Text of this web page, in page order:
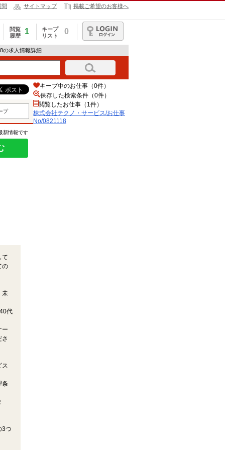
問 サイトマップ 掲載ご希望のお客様へ
閲覧
履歴
1
キープ
リスト
0
ログイン
の求人情報詳細
プ
新情報です
て
の
未
代
ー
さ
ス
条
3つ
キープ中のお仕事（0件）
保存した検索条件（0件）
閲覧したお仕事（1件）
株式会社テクノ・サービス/お仕事
No/0821118